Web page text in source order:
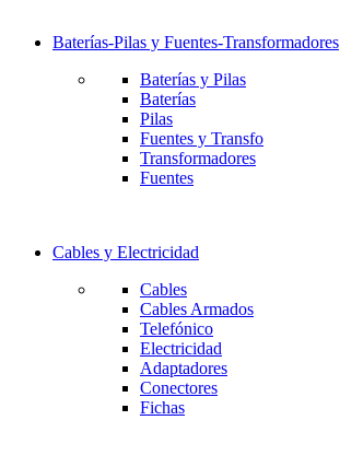
Baterías-Pilas y Fuentes-Transformadores
Baterías y Pilas
Baterías
Pilas
Fuentes y Transfo
Transformadores
Fuentes
Cables y Electricidad
Cables
Cables Armados
Telefónico
Electricidad
Adaptadores
Conectores
Fichas